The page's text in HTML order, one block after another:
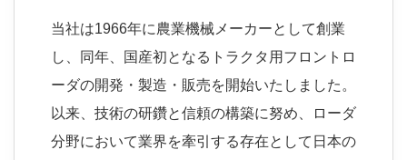
当社は1966年に農業機械メーカーとして創業
し、同年、国産初となるトラクタ用フロントロ
ーダの開発・製造・販売を開始いたしました。
以来、技術の研鑽と信頼の構築に努め、ローダ
分野において業界を牽引する存在として日本の